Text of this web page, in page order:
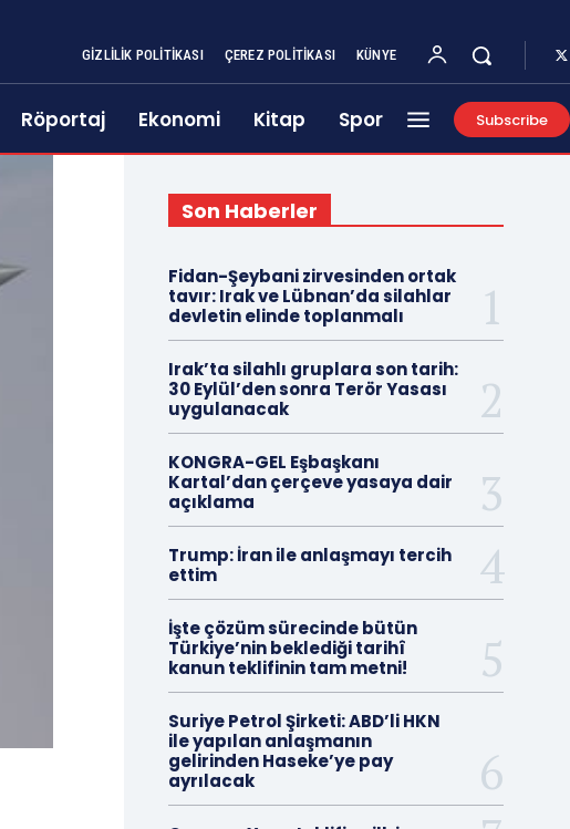
GIZLILIK POLITIKASI ÇEREZ POLITIKASI KÜNYE
Röportaj Ekonomi Kitap Spor Subscribe
Son Haberler
Fidan-Şeybani zirvesinden ortak
tavır: Irak ve Lübnan’da silahlar
devletin elinde toplanmalı
Irak’ta silahlı gruplara son tarih:
30 Eylül’den sonra Terör Yasası
uygulanacak
KONGRA-GEL Eşbaşkanı
Kartal’dan çerçeve yasaya dair
açıklama
Trump: İran ile anlaşmayı tercih
ettim
İşte çözüm sürecinde bütün
Türkiye’nin beklediği tarihî
kanun teklifinin tam metni!
Suriye Petrol Şirketi: ABD’li HKN
ile yapılan anlaşmanın
gelirinden Haseke’ye pay
ayrılacak